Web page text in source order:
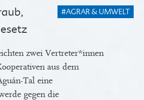
#AGRAR & UMWELT
zwei Vertreter*innen
aus dem
Tal eine
gegen die